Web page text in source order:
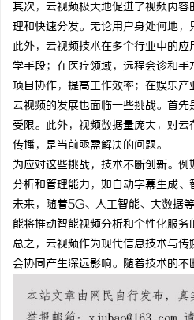
其次，云视频极大地促进了视频内
理和快速分发。无论用户身处何地
此外，云视频技术在多个行业中的
学手段；在医疗领域，远程会诊和
项目协作，提高工作效率；在娱乐
云视频的发展也面临一些挑战。首
受限。此外，视频数据量庞大，对
传播，是当前亟需解决的问题。
为应对这些挑战，技术不断创新。
分析和管理能力，如自动字幕生成
未来，随着5G、人工智能、大数据
能将推动智能视频分析和个性化服
总之，云视频作为现代信息技术与
会协同产生深远影响。随着技术的